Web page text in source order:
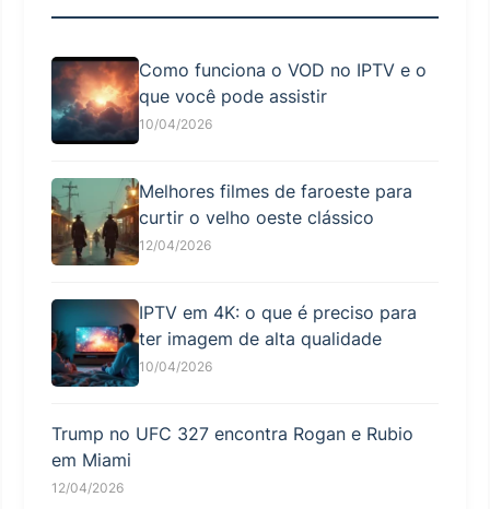
Como funciona o VOD no IPTV e o
que você pode assistir
10/04/2026
Melhores filmes de faroeste para
curtir o velho oeste clássico
12/04/2026
IPTV em 4K: o que é preciso para
ter imagem de alta qualidade
10/04/2026
Trump no UFC 327 encontra Rogan e Rubio
em Miami
12/04/2026